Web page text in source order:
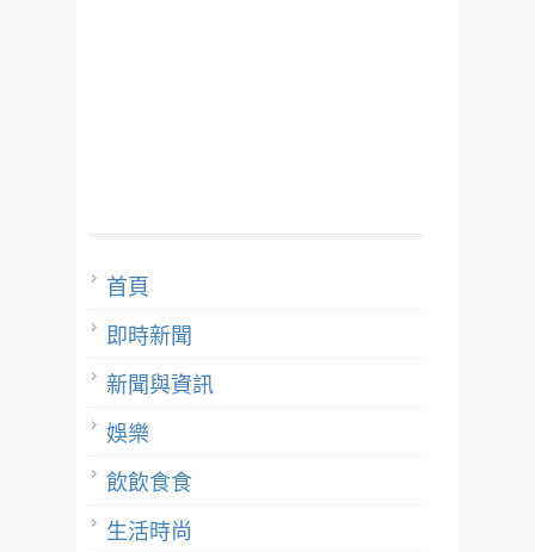
首頁
即時新聞
新聞與資訊
娛樂
飲飲食食
生活時尚